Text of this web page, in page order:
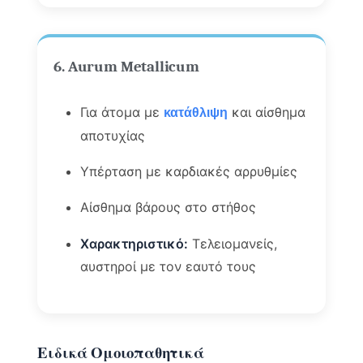
6. Aurum Metallicum
Για άτομα με κατάθλιψη και αίσθημα
αποτυχίας
Υπέρταση με καρδιακές αρρυθμίες
Αίσθημα βάρους στο στήθος
Χαρακτηριστικό: Τελειομανείς,
αυστηροί με τον εαυτό τους
Ειδικά Ομοιοπαθητικά